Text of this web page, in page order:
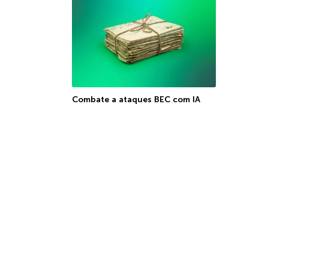
Combate a ataques BEC com IA